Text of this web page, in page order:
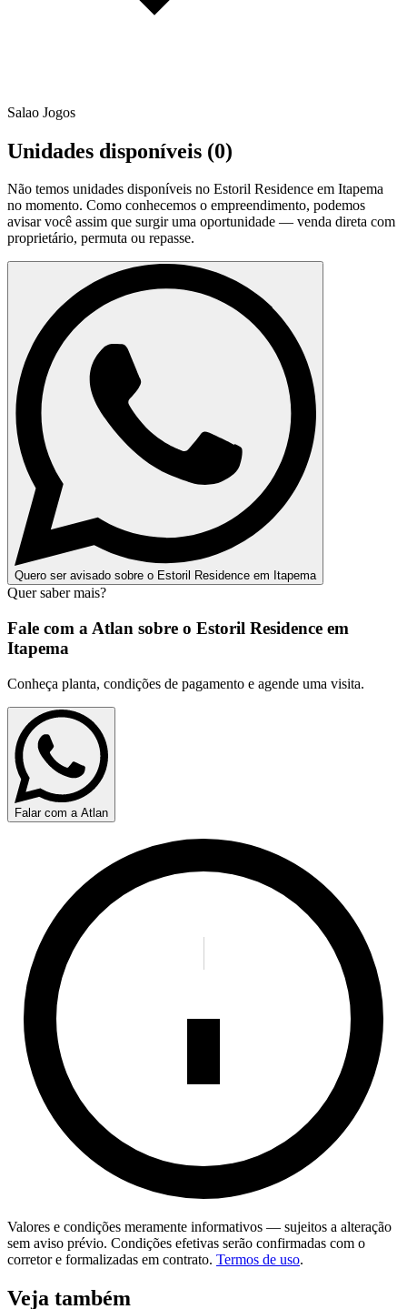
Salao Jogos
Unidades disponíveis (0)
Não temos unidades disponíveis no Estoril Residence em Itapema
no momento. Como conhecemos o empreendimento, podemos
avisar você assim que surgir uma oportunidade — venda direta com
proprietário, permuta ou repasse.
Quero ser avisado sobre o Estoril Residence em Itapema
Quer saber mais?
Fale com a Atlan sobre o Estoril Residence em
Itapema
Conheça planta, condições de pagamento e agende uma visita.
Falar com a Atlan
Valores e condições meramente informativos — sujeitos a alteração
sem aviso prévio. Condições efetivas serão confirmadas com o
corretor e formalizadas em contrato. Termos de uso.
Veja também